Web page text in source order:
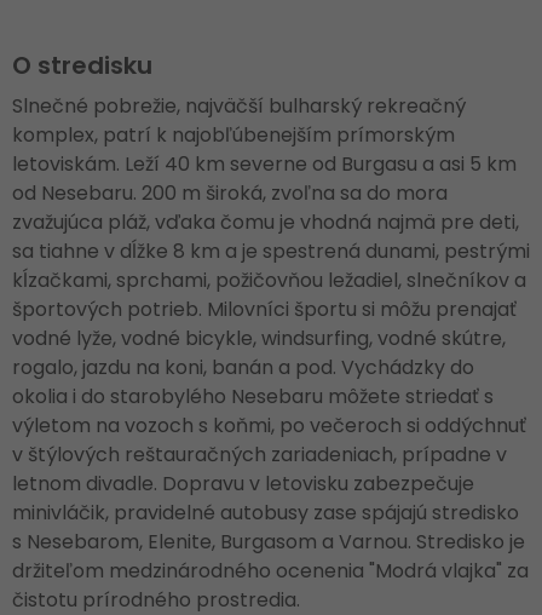
O stredisku
Slnečné pobrežie, najväčší bulharský rekreačný
komplex, patrí k najobľúbenejším prímorským
letoviskám. Leží 40 km severne od Burgasu a asi 5 km
od Nesebaru. 200 m široká, zvoľna sa do mora
zvažujúca pláž, vďaka čomu je vhodná najmä pre deti,
sa tiahne v dĺžke 8 km a je spestrená dunami, pestrými
kĺzačkami, sprchami, požičovňou ležadiel, slnečníkov a
športových potrieb. Milovníci športu si môžu prenajať
vodné lyže, vodné bicykle, windsurfing, vodné skútre,
rogalo, jazdu na koni, banán a pod. Vychádzky do
okolia i do starobylého Nesebaru môžete striedať s
výletom na vozoch s koňmi, po večeroch si oddýchnuť
v štýlových reštauračných zariadeniach, prípadne v
letnom divadle. Dopravu v letovisku zabezpečuje
minivláčik, pravidelné autobusy zase spájajú stredisko
s Nesebarom, Elenite, Burgasom a Varnou. Stredisko je
držiteľom medzinárodného ocenenia "Modrá vlajka" za
čistotu prírodného prostredia.